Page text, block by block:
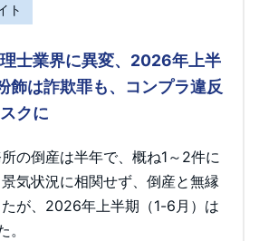
ト
士業界に異変、2026年上半
は詐欺罪も、コンプラ違反
クに
の倒産は半年で、概ね1～2件に
気状況に相関せず、倒産と無縁
が、2026年上半期（1-6月）は